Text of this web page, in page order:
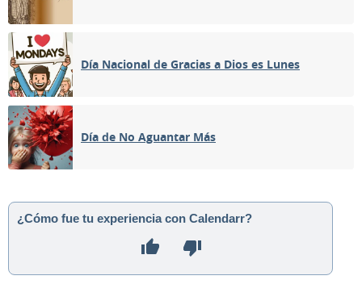
Día Nacional de Gracias a Dios es Lunes
Día de No Aguantar Más
¿Cómo fue tu experiencia con Calendarr?